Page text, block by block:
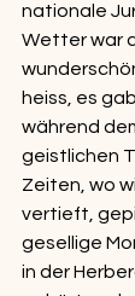
nationale
Wetter war
heiss, es
während
geistlichen
Zeiten, wo
vertieft,
gesellige
in der